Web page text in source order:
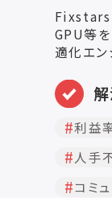
Fixstars
GPU等
適化エ
テムは、
圧倒的な
例企業
超える
許さな
→1時間
利益
人手
コミ